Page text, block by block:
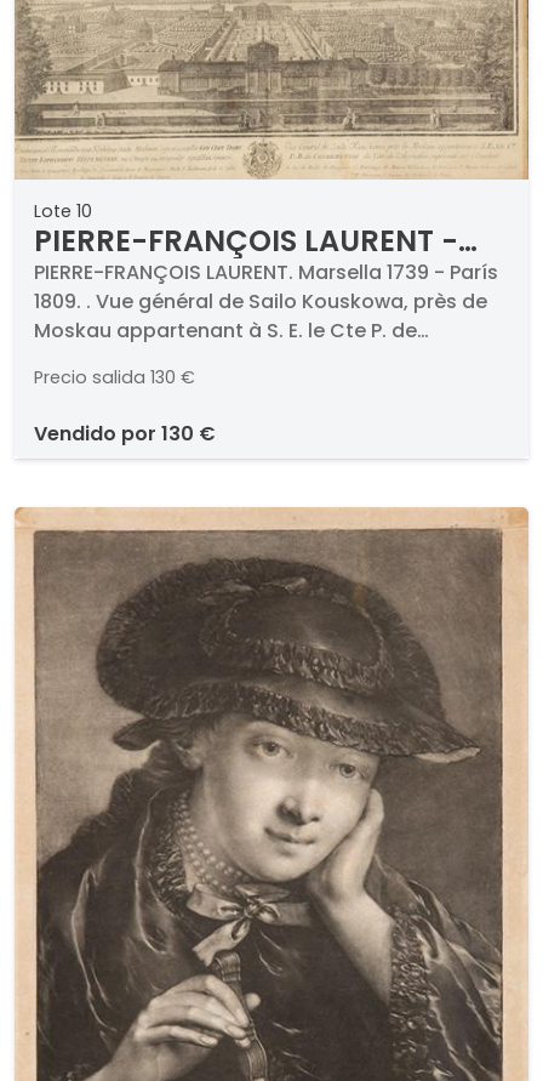
Lote 10
PIERRE-FRANÇOIS LAURENT -
Vue général de Sailo Kouskowa,
près de Moskau appartenant à
S. E. le Cte P. de Cheremettoff
du côté de l'abyrinthe
PIERRE-FRANÇOIS LAURENT. Marsella 1739 - París
1809. . Vue général de Sailo Kouskowa, près de
Moskau appartenant à S. E. le Cte P. de
sur l'occident. c. 1780. Grabado. Firmado y
Precio salida 130 €
vendido por 130 €